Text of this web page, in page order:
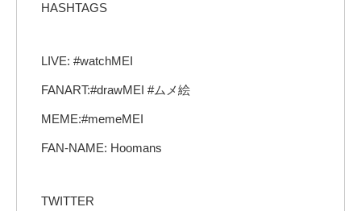
HASHTAGS
LIVE: #watchMEI
FANART:#drawMEI #ムメ絵
MEME:#memeMEI
FAN-NAME: Hoomans
TWITTER